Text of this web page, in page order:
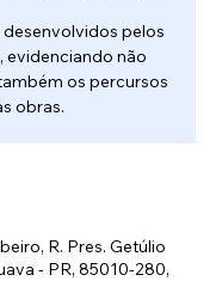
pelos
evidenciando não
os percursos
obras.
R. Pres. Getúlio
- PR, 85010-280,